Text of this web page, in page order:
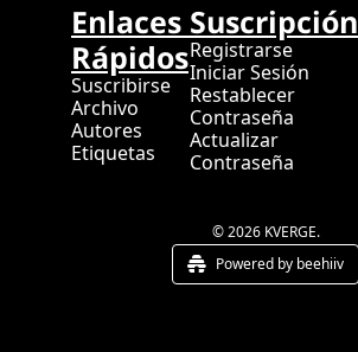
Enlaces
Rápidos
Suscribirse
Archivo
Autores
Etiquetas
Suscripción
Registrarse
Iniciar Sesión
Restablecer
Contraseña
Actualizar
Contraseña
© 2026 KVERGE.
Powered by beehiiv